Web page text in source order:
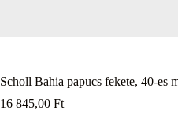
Scholl Bahia papucs fekete, 40-es
16 845,00 Ft